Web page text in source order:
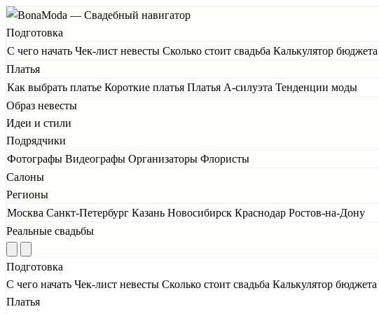
Подготовка
С чего начать Чек-лист невесты Сколько стоит свадьба Калькулятор бюджета
Платья
Как выбрать платье Короткие платья Платья А-силуэта Тенденции моды
Образ невесты
Идеи и стили
Подрядчики
Фотографы Видеографы Организаторы Флористы
Салоны
Регионы
Москва Санкт-Петербург Казань Новосибирск Краснодар Ростов-на-Дону
Реальные свадьбы
Подготовка
С чего начать Чек-лист невесты Сколько стоит свадьба Калькулятор бюджета
Платья